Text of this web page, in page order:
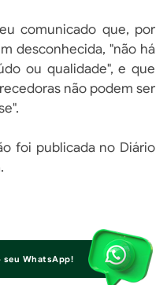
comunicado que, por
desconhecida, "não há
ou qualidade", e que
não podem ser
foi publicada no Diário
seu WhatsApp!